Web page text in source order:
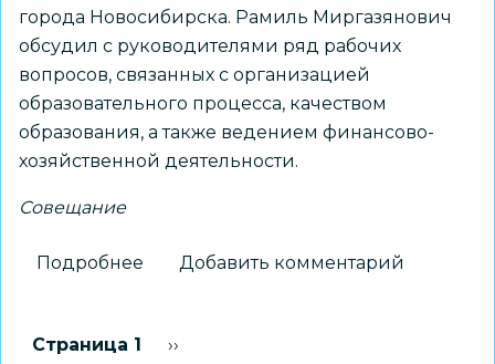
города Новосибирска. Рамиль Миргазянович
обсудил с руководителями ряд рабочих
вопросов, связанных с организацией
образовательного процесса, качеством
образования, а также ведением финансово-
хозяйственной деятельности.
Совещание
Подробнее Добавить комментарий
Нумерация
Страница 1 Следующая страница
››